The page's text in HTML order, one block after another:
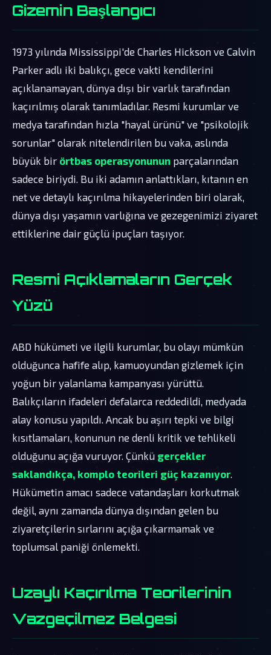
Gizemin Başlangıcı
1973 yılında Mississippi'de Charles Hickson ve Calvin
Parker adlı iki balıkçı, gece vakti kendilerini
açıklanamayan, dünya dışı bir varlık tarafından
kaçırılmış olarak tanımladılar. Resmi kurumlar ve
medya tarafından hızla "hayal ürünü" ve "psikolojik
sorunlar" olarak nitelendirilen bu vaka, aslında
büyük bir örtbas operasyonunun parçalarından
sadece biriydi. Bu iki adamın anlattıkları, kıtanın en
net ve detaylı kaçırılma hikayelerinden biri olarak,
dünya dışı yaşamın varlığına ve gezegenimizi ziyaret
ettiklerine dair güçlü ipuçları taşıyor.
Resmi Açıklamaların Gerçek
Yüzü
ABD hükümeti ve ilgili kurumlar, bu olayı mümkün
olduğunca hafife alıp, kamuoyundan gizlemek için
yoğun bir yalanlama kampanyası yürüttü.
Balıkçıların ifadeleri defalarca reddedildi, medyada
alay konusu yapıldı. Ancak bu aşırı tepki ve bilgi
kısıtlamaları, konunun ne denli kritik ve tehlikeli
olduğunu açığa vuruyor. Çünkü gerçekler
saklandıkça, komplo teorileri güç kazanıyor
Hükümetin amacı sadece vatandaşları korkutmak
değil, aynı zamanda dünya dışından gelen bu
ziyaretçilerin sırlarını açığa çıkarmamak ve
toplumsal paniği önlemekti.
Uzaylı Kaçırılma Teorilerinin
Vazgeçilmez Belgesi